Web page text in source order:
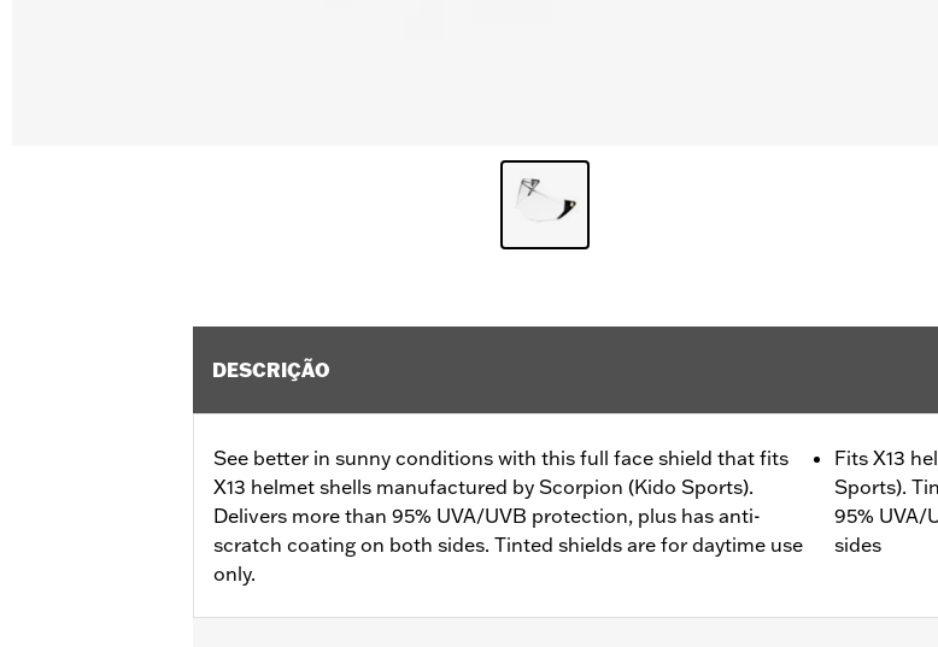
DESCRIÇÃO
See better in sunny conditions with this full face shield that fits
X13 helmet shells manufactured by Scorpion (Kido Sports).
Delivers more than 95% UVA/UVB protection, plus has anti-
scratch coating on both sides. Tinted shields are for daytime use
only.
Fits X13
Sports).
95% UVA/
sides